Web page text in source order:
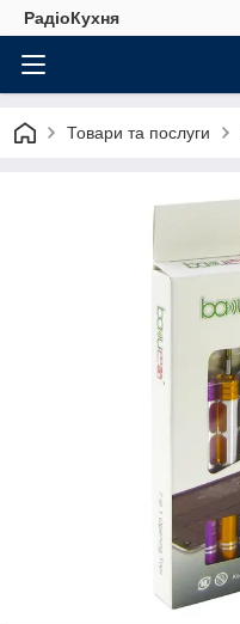
РадіоКухня
Товари та послуги